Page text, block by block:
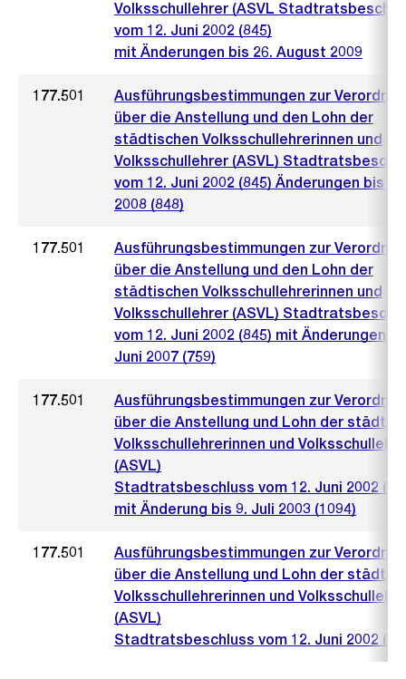
Volksschullehrer (ASVL
vom 12. Juni 2002 (845)
mit Änderungen bis 26. August 2009
177.501
Ausführungsbestimmungen zur
über die Anstellung und den Lohn der
städtischen Volksschullehrerinnen und
Volksschullehrer (ASVL)
vom 12. Juni 2002 (845) Änderungen bis 9.
2008 (848)
177.501
Ausführungsbestimmungen zur
über die Anstellung und den Lohn der
städtischen Volksschullehrerinnen und
Volksschullehrer (ASVL)
vom 12. Juni 2002 (845) mit Änderungen
Juni 2007 (759)
177.501
Ausführungsbestimmungen zur
über die Anstellung und Lohn der
Volksschullehrerinnen und
(ASVL)
Stadtratsbeschluss vom 12. Juni 2002
mit Änderung bis 9. Juli 2003 (1094)
177.501
Ausführungsbestimmungen zur
über die Anstellung und Lohn der
Volksschullehrerinnen und
(ASVL)
Stadtratsbeschluss vom 12. Juni 2002